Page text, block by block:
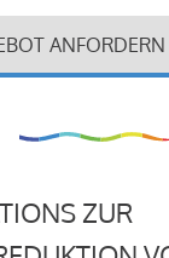
ANFORDERN
ZUR